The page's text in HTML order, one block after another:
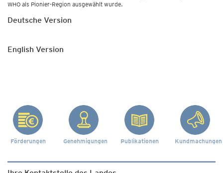
WHO als Pionier-Region ausgewählt wurde.
Deutsche Version
English Version
Förderungen Genehmigungen Publikationen Kundmachungen